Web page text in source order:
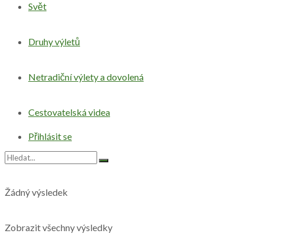
Přihlásit se
Svět
Druhy výletů
Netradiční výlety a dovolená
Cestovatelská videa
Žádný výsledek
Zobrazit všechny výsledky